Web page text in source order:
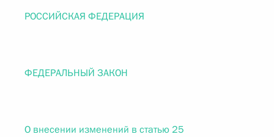
РОССИЙСКАЯ ФЕДЕРАЦИЯ
ФЕДЕРАЛЬНЫЙ ЗАКОН
О внесении изменений в статью 25